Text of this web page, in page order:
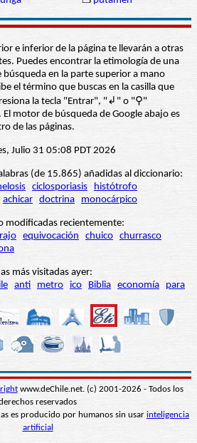
e inferior de la página te llevarán a otras
Puedes encontrar la etimología de una
en la parte superior a mano
el término que buscas en la casilla que
la tecla "Entrar", "↲" o "⚲"
motor de búsqueda de Google abajo es
de las páginas.
Julio 31 05:08 PDT 2026
(de 15.865) añadidas al diccionario:
ciclosporiasis
histótrofo
achicar doctrina monocárpico
modificadas recientemente:
equivocación chuico churrasco
más visitadas ayer:
anti metro ico Biblia economía para
www.deChile.net. (c) 2001-2026 - Todos los
reservados
es producido por humanos sin usar inteligencia
artificial